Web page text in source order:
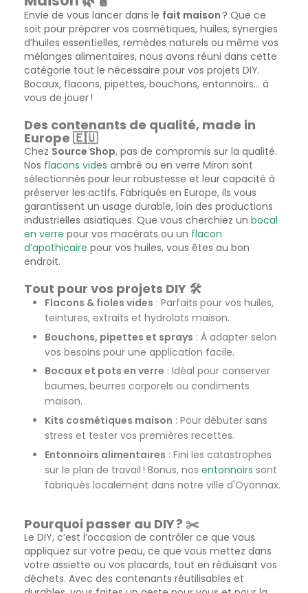
Envie de vous lancer dans le fait maison? Que ce
soit pour préparer vos cosmétiques, huiles, synergies
d’huiles essentielles, remèdes naturels ou même vos
mélanges alimentaires, nous avons réuni dans cette
catégorie tout le nécessaire pour vos projets DIY.
Bocaux, flacons, pipettes, bouchons, entonnoirs… à
vous de jouer !
Des contenants de qualité, made in
Europe 🇪🇺
Chez Source Shop, pas de compromis sur la qualité.
Nos flacons vides ambré ou en verre Miron sont
sélectionnés pour leur robustesse et leur capacité à
préserver les actifs. Fabriqués en Europe, ils vous
garantissent un usage durable, loin des productions
industrielles asiatiques. Que vous cherchiez un bocal
en verre pour vos macérats ou un flacon
d’apothicaire pour vos huiles, vous êtes au bon
endroit.
Tout pour vos projets DIY 🛠️
Flacons & fioles vides : Parfaits pour vos huiles,
teintures, extraits et hydrolats maison.
Bouchons, pipettes et sprays : À adapter selon
vos besoins pour une application facile.
Bocaux et pots en verre : Idéal pour conserver
baumes, beurres corporels ou condiments
maison.
Kits cosmétiques maison : Pour débuter sans
stress et tester vos premières recettes.
Entonnoirs alimentaires : Fini les catastrophes
sur le plan de travail ! Bonus, nos entonnoirs sont
fabriqués localement dans notre ville d'Oyonnax.
Pourquoi passer au DIY ? ✂️
Le DIY, c’est l’occasion de contrôler ce que vous
appliquez sur votre peau, ce que vous mettez dans
votre assiette ou vos placards, tout en réduisant vos
déchets. Avec des contenants réutilisables et